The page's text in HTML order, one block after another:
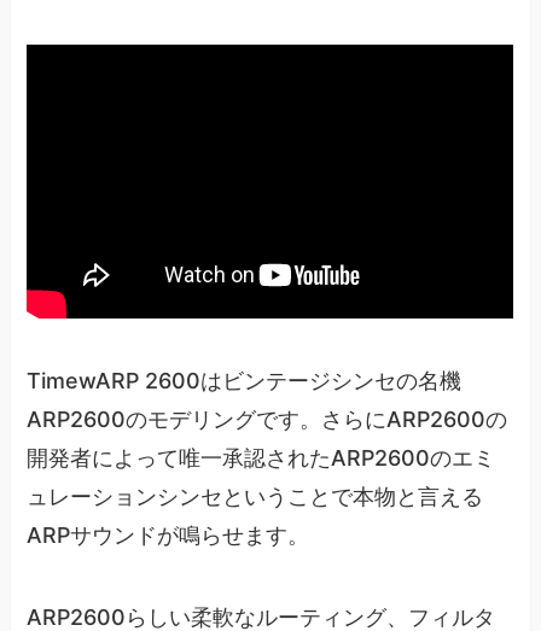
TimewARP 2600はビンテージシンセの名機
ARP2600のモデリングです。さらにARP2600の
開発者によって唯一承認されたARP2600のエミ
ュレーションシンセということで本物と言える
ARPサウンドが鳴らせます。
ARP2600らしい柔軟なルーティング、フィルタ